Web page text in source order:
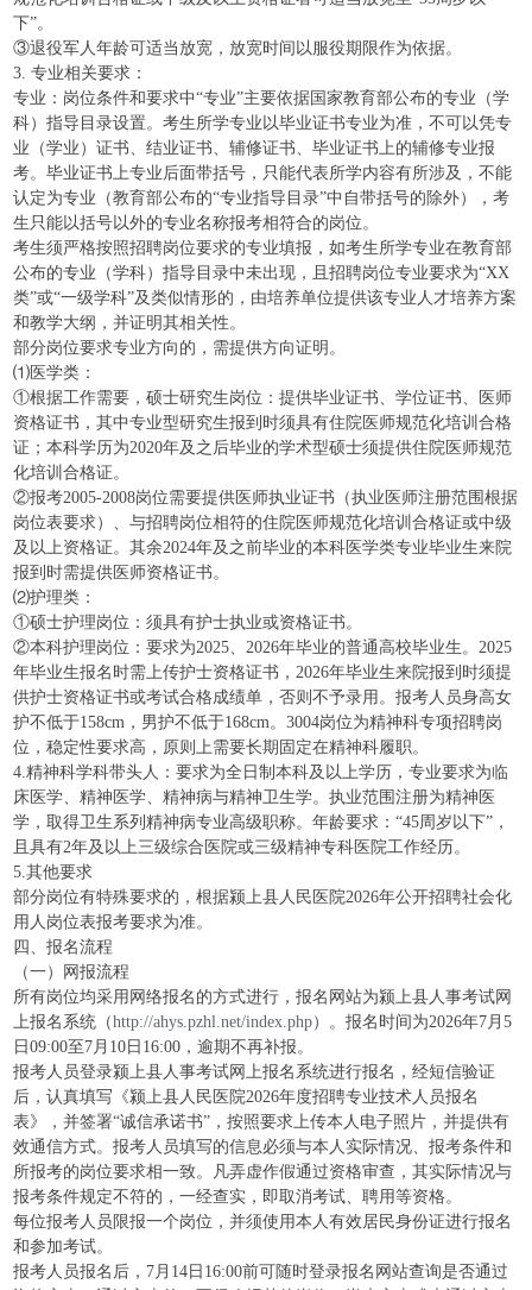
下”。
③退役军人年龄可适当放宽，放宽时间以服役期限作为依据。
3. 专业相关要求：
专业：岗位条件和要求中“专业”主要依据国家教育部公布的专业（学
科）指导目录设置。考生所学专业以毕业证书专业为准，不可以凭专
业（学业）证书、结业证书、辅修证书、毕业证书上的辅修专业报
考。毕业证书上专业后面带括号，只能代表所学内容有所涉及，不能
认定为专业（教育部公布的“专业指导目录”中自带括号的除外），考
生只能以括号以外的专业名称报考相符合的岗位。
考生须严格按照招聘岗位要求的专业填报，如考生所学专业在教育部
公布的专业（学科）指导目录中未出现，且招聘岗位专业要求为“XX
类”或“一级学科”及类似情形的，由培养单位提供该专业人才培养方案
和教学大纲，并证明其相关性。
部分岗位要求专业方向的，需提供方向证明。
⑴医学类：
①根据工作需要，硕士研究生岗位：提供毕业证书、学位证书、医师
资格证书，其中专业型研究生报到时须具有住院医师规范化培训合格
证；本科学历为2020年及之后毕业的学术型硕士须提供住院医师规范
化培训合格证。
②报考2005-2008岗位需要提供医师执业证书（执业医师注册范围根据
岗位表要求）、与招聘岗位相符的住院医师规范化培训合格证或中级
及以上资格证。其余2024年及之前毕业的本科医学类专业毕业生来院
报到时需提供医师资格证书。
⑵护理类：
①硕士护理岗位：须具有护士执业或资格证书。
②本科护理岗位：要求为2025、2026年毕业的普通高校毕业生。2025
年毕业生报名时需上传护士资格证书，2026年毕业生来院报到时须提
供护士资格证书或考试合格成绩单，否则不予录用。报考人员身高女
护不低于158cm，男护不低于168cm。3004岗位为精神科专项招聘岗
位，稳定性要求高，原则上需要长期固定在精神科履职。
4.精神科学科带头人：要求为全日制本科及以上学历，专业要求为临
床医学、精神医学、精神病与精神卫生学。执业范围注册为精神医
学，取得卫生系列精神病专业高级职称。年龄要求：“45周岁以下”，
且具有2年及以上三级综合医院或三级精神专科医院工作经历。
5.其他要求
部分岗位有特殊要求的，根据颍上县人民医院2026年公开招聘社会化
用人岗位表报考要求为准。
四、报名流程
（一）网报流程
所有岗位均采用网络报名的方式进行，报名网站为颍上县人事考试网
上报名系统（http://ahys.pzhl.net/index.php）。报名时间为2026年7月5
日09:00至7月10日16:00，逾期不再补报。
报考人员登录颍上县人事考试网上报名系统进行报名，经短信验证
后，认真填写《颍上县人民医院2026年度招聘专业技术人员报名
表》，并签署“诚信承诺书”，按照要求上传本人电子照片，并提供有
效通信方式。报考人员填写的信息必须与本人实际情况、报考条件和
所报考的岗位要求相一致。凡弄虚作假通过资格审查，其实际情况与
报考条件规定不符的，一经查实，即取消考试、聘用等资格。
每位报考人员限报一个岗位，并须使用本人有效居民身份证进行报名
和参加考试。
报考人员报名后，7月14日16:00前可随时登录报名网站查询是否通过